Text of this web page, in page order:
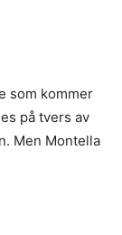
som kommer
på tvers av
Men Montella